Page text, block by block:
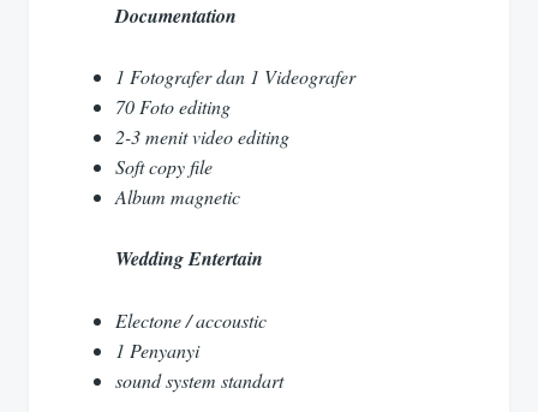
Documentation
1 Fotografer dan 1 Videografer
70 Foto editing
2-3 menit video editing
Soft copy file
Album magnetic
Wedding Entertain
Electone / accoustic
1 Penyanyi
sound system standart